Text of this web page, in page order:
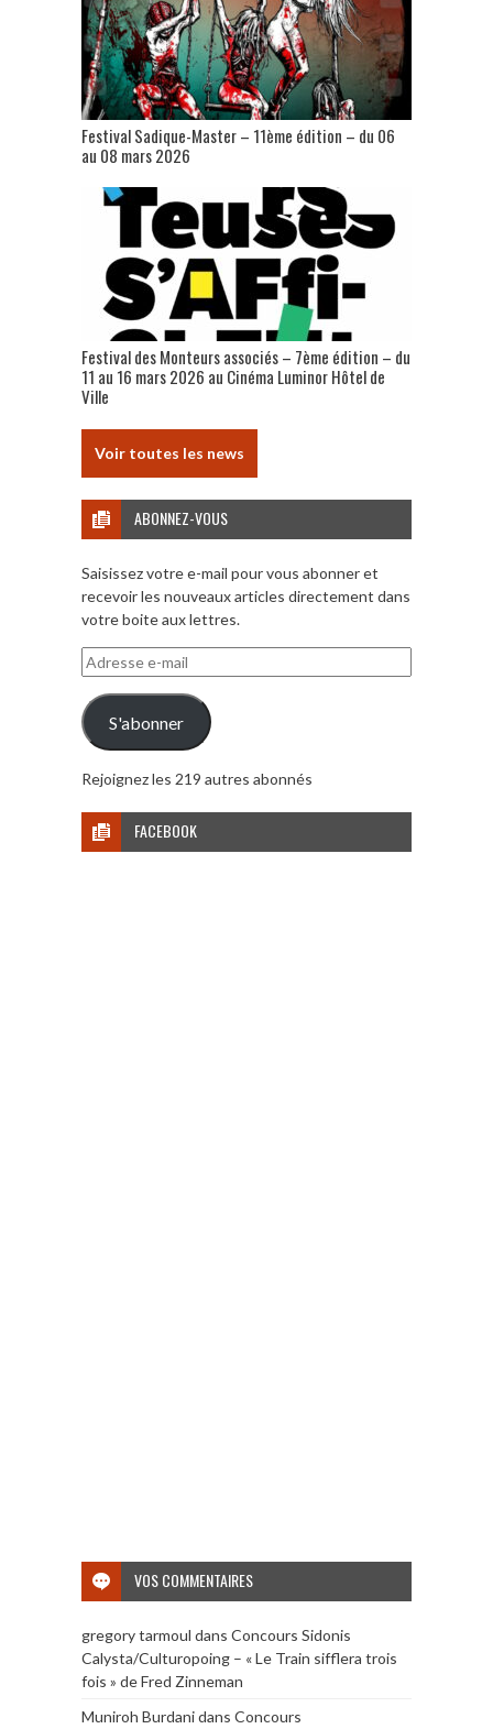
Festival Sadique-Master – 11ème édition – du 06
au 08 mars 2026
Festival des Monteurs associés – 7ème édition – du
11 au 16 mars 2026 au Cinéma Luminor Hôtel de
Ville
Voir toutes les news
ABONNEZ-VOUS
Saisissez votre e-mail pour vous abonner et
recevoir les nouveaux articles directement dans
votre boite aux lettres.
Adresse
e-
mail
S'abonner
Rejoignez les 219 autres abonnés
FACEBOOK
VOS COMMENTAIRES
gregory tarmoul dans Concours Sidonis
Calysta/Culturopoing – « Le Train sifflera trois
fois » de Fred Zinneman
Muniroh Burdanidans Concours